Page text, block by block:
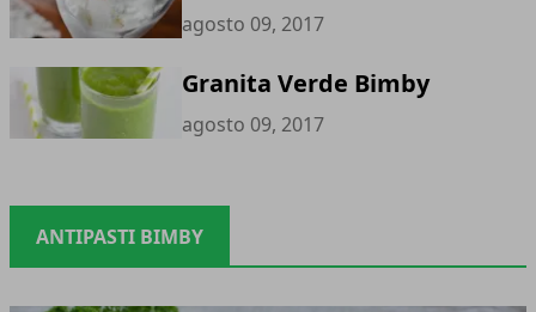
agosto 09, 2017
Granita Verde Bimby
agosto 09, 2017
ANTIPASTI BIMBY